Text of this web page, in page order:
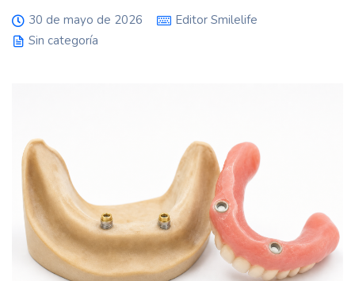
30 de mayo de 2026
Editor Smilelife
Sin categoría